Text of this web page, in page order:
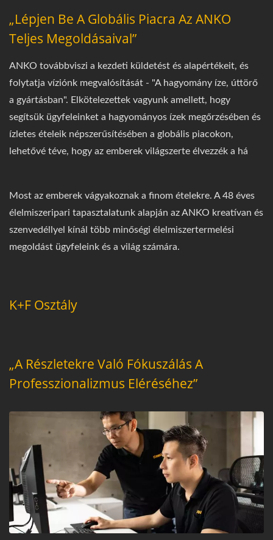
„Lépjen Be A Globális Piacra Az ANKO
Teljes Megoldásaival”
ANKO továbbviszi a kezdeti küldetést és alapértékeit, és
folytatja víziónk megvalósítását - "A hagyomány íze, úttörő
a gyártásban". Elkötelezettek vagyunk amellett, hogy
segítsük ügyfeleinket a hagyományos ízek megőrzésében és
ízletes ételeik népszerűsítésében a globális piacokon,
lehetővé téve, hogy az emberek világszerte élvezzék a há
Most az emberek vágyakoznak a finom ételekre. A 48 éves
élelmiszeripari tapasztalatunk alapján az ANKO kreatívan és
szenvedéllyel kínál több minőségi élelmiszertermelési
megoldást ügyfeleink és a világ számára.
K+F Osztály
„A Részletekre Való Fókuszálás A
Professzionalizmus Eléréséhez”